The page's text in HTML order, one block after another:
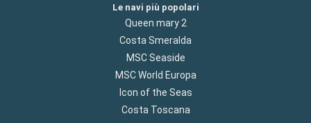
Le navi più popolari
Queen mary 2
Costa Smeralda
MSC Seaside
MSC World Europa
Icon of the Seas
Costa Toscana